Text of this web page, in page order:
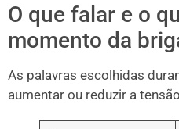
O que falar e o
momento da
As palavras escolhidas
aumentar ou reduzir a